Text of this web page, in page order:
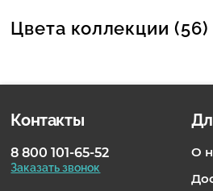
Цвета коллекции (56)
Контакты
8 800 101-65-52
Заказать звонок
О